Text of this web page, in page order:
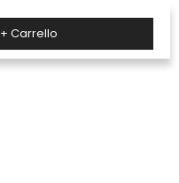
+ Carrello